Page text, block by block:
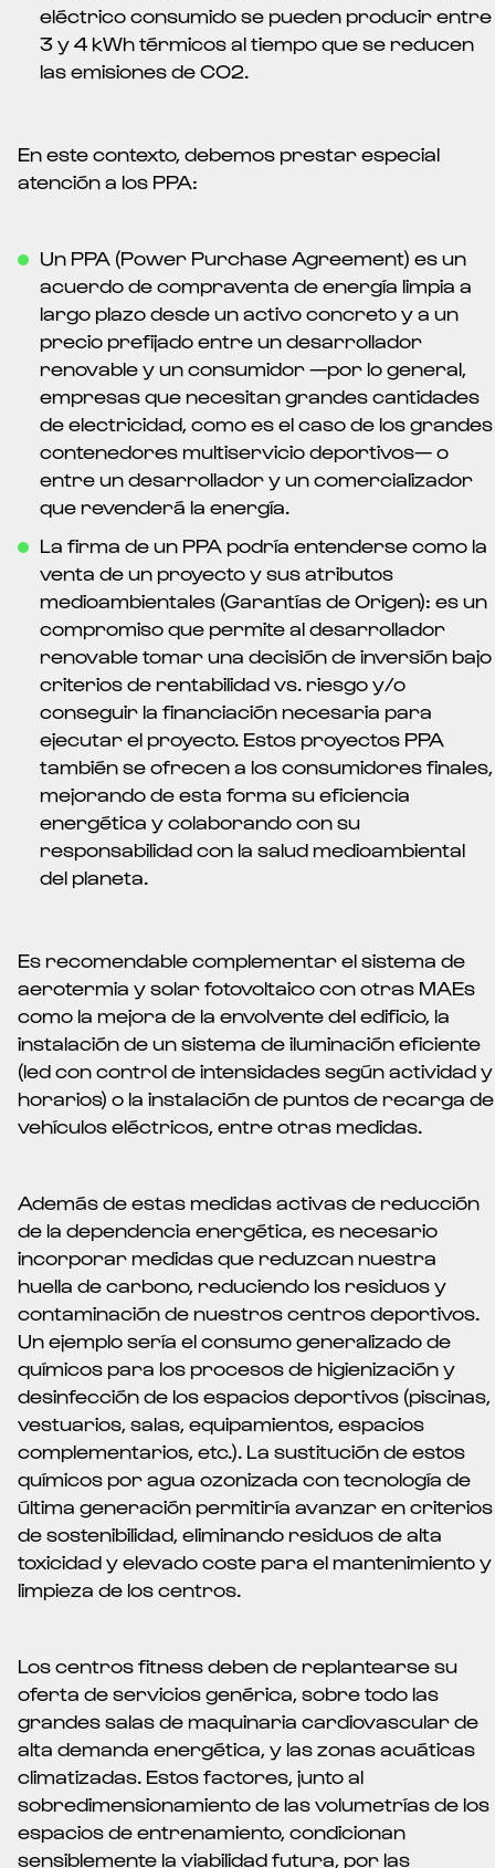
eléctrico consumido se pueden producir entre
3 y 4 kWh térmicos al tiempo que se reducen
las emisiones de CO2.
En este contexto, debemos prestar especial
atención a los PPA:
Un PPA (Power Purchase Agreement) es un
acuerdo de compraventa de energía limpia a
largo plazo desde un activo concreto y a un
precio prefijado entre un desarrollador
renovable y un consumidor —por lo general,
empresas que necesitan grandes cantidades
de electricidad, como es el caso de los grandes
contenedores multiservicio deportivos— o
entre un desarrollador y un comercializador
que revenderá la energía.
La firma de un PPA podría entenderse como la
venta de un proyecto y sus atributos
medioambientales (Garantías de Origen): es un
compromiso que permite al desarrollador
renovable tomar una decisión de inversión bajo
criterios de rentabilidad vs. riesgo y/o
conseguir la financiación necesaria para
ejecutar el proyecto. Estos proyectos PPA
también se ofrecen a los consumidores finales,
mejorando de esta forma su eficiencia
energética y colaborando con su
responsabilidad con la salud medioambiental
del planeta.
Es recomendable complementar el sistema de
aerotermia y solar fotovoltaico con otras MAEs
como la mejora de la envolvente del edificio, la
instalación de un sistema de iluminación eficiente
(led con control de intensidades según actividad y
horarios) o la instalación de puntos de recarga de
vehículos eléctricos, entre otras medidas.
Además de estas medidas activas de reducción
de la dependencia energética, es necesario
incorporar medidas que reduzcan nuestra
huella de carbono, reduciendo los residuos y
contaminación de nuestros centros deportivos.
Un ejemplo sería el consumo generalizado de
químicos para los procesos de higienización y
desinfección de los espacios deportivos (piscinas,
vestuarios, salas, equipamientos, espacios
complementarios, etc.). La sustitución de estos
químicos por agua ozonizada con tecnología de
última generación permitiría avanzar en criterios
de sostenibilidad, eliminando residuos de alta
toxicidad y elevado coste para el mantenimiento y
limpieza de los centros.
Los centros fitness deben de replantearse su
oferta de servicios genérica, sobre todo las
grandes salas de maquinaria cardiovascular de
alta demanda energética, y las zonas acuáticas
climatizadas. Estos factores, junto al
sobredimensionamiento de las volumetrías de los
espacios de entrenamiento, condicionan
sensiblemente la viabilidad futura, por las